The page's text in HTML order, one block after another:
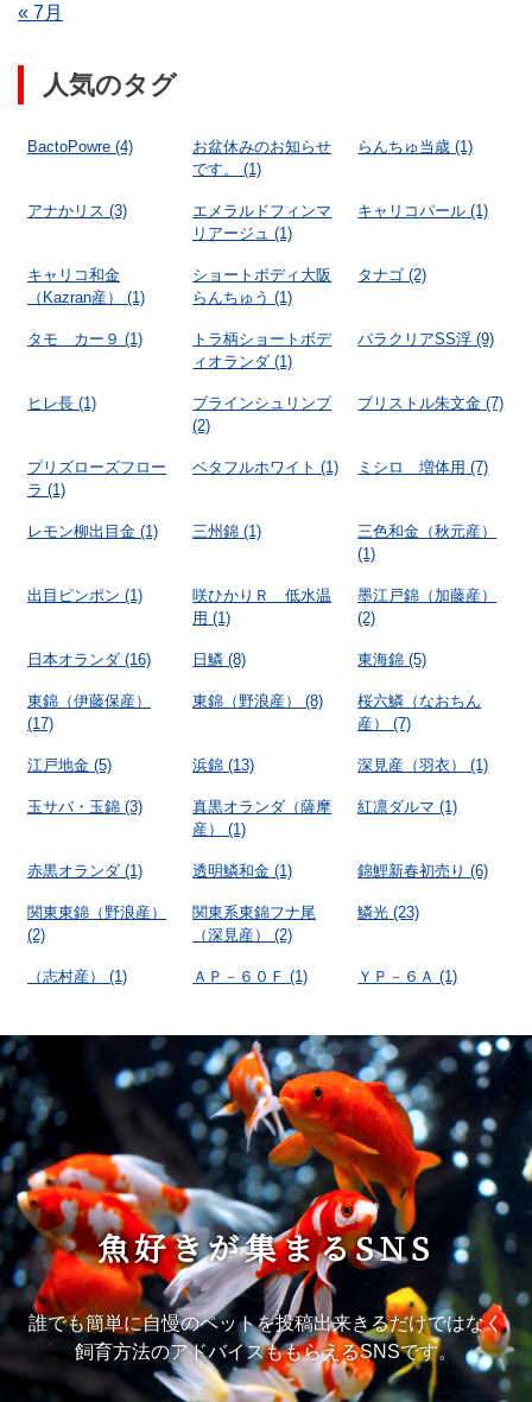
« 7月
人気のタグ
BactoPowre (4)
お盆休みのお知らせ
です。
(1)
らんちゅ当歳 (1)
アナかリス (3)
エメラルドフィンマ
リアージュ (1)
キャリコパール (1)
キャリコ和金
（Kazran産）
(1)
ショートボディ大阪
らんちゅう (1)
タナゴ (2)
タモ カー９ (1)
トラ柄ショートボデ
ィオランダ (1)
パラクリアSS浮 (9)
ヒレ長 (1)
ブラインシュリンプ
(2)
ブリストル朱文金 (7)
プリズローズフロー
ラ (1)
ベタフルホワイト (1) ミシロ 増体用 (7)
レモン柳出目金 (1) 三州錦 (1)
三色和金（秋元産）
(1)
出目ピンポン (1)
咲ひかりＲ 低水温
用 (1)
墨江戸錦（加藤産）
(2)
日本オランダ (16) 日鱗 (8) 東海錦 (5)
東錦（伊藤保産）
(17)
東錦（野浪産） (8)
桜六鱗（なおちん
産）
(7)
江戸地金 (5) 浜錦 (13) 深見産（羽衣） (1)
玉サバ・玉錦 (3)
真黒オランダ（薩摩
産）
(1)
紅凛ダルマ (1)
赤黒オランダ (1) 透明鱗和金 (1) 錦鯉新春初売り (6)
関東東錦（野浪産）
(2)
関東系東錦フナ尾
（深見産）
(2)
鱗光 (23)
（志村産） (1) ＡＰ－６０Ｆ (1) ＹＰ－６Ａ (1)
魚好きが集まるSNS
誰でも簡単に自慢のペットを投稿出来きるだけではなく
飼育方法のアドバイスももらえるSNSです。